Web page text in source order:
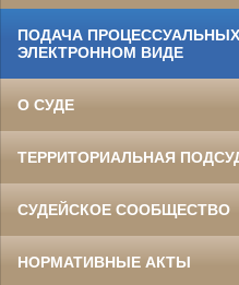
ПОДАЧА
ЭЛЕКТРОННОМ ВИДЕ
О СУДЕ
ТЕРРИТОРИАЛЬНАЯ
СУДЕЙСКОЕ СООБЩЕСТВО
НОРМАТИВНЫЕ АКТЫ